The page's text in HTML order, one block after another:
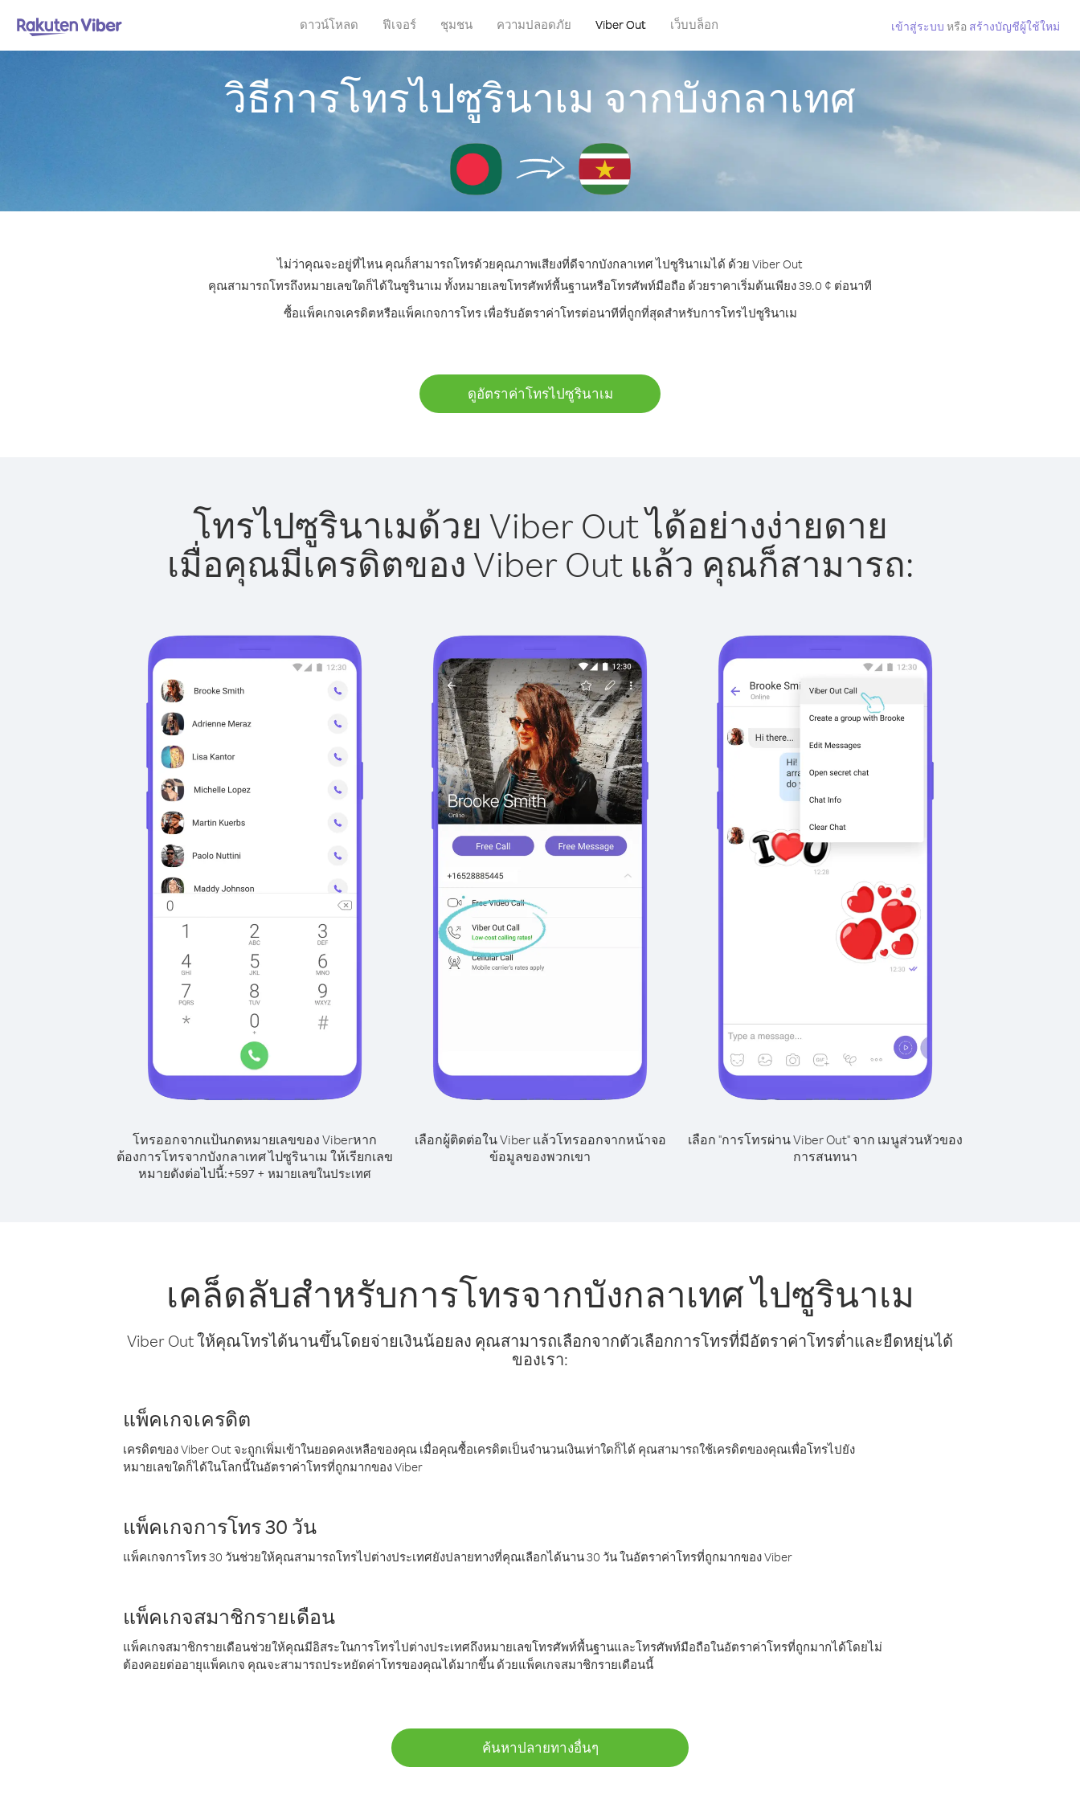
ดาวน์โหลด ฟีเจอร์ ชุมชน ความปลอดภัย Viber Out เว็บบล็อก เข้าสู่ระบบ หรือ สร้างบัญชีผู้ใช้ใหม่
วิธีการโทรไปซูรินาเม จากบังกลาเทศ
ไม่ว่าคุณจะอยู่ที่ไหน คุณก็สามารถโทรด้วยคุณภาพเสียงที่ดีจากบังกลาเทศ ไปซูรินาเมได้ ด้วย Viber Out
คุณสามารถโทรถึงหมายเลขใดก็ได้ในซูรินาเม ทั้งหมายเลขโทรศัพท์พื้นฐานหรือโทรศัพท์มือถือ ด้วยราคาเริ่มต้นเพียง 39.0 ¢ ต่อนาที
ซื้อแพ็คเกจเครดิตหรือแพ็คเกจการโทร เพื่อรับอัตราค่าโทรต่อนาทีที่ถูกที่สุดสำหรับการโทรไปซูรินาเม
ดูอัตราค่าโทรไปซูรินาเม
โทรไปซูรินาเมด้วย Viber Out ได้อย่างง่ายดาย
เมื่อคุณมีเครดิตของ Viber Out แล้ว คุณก็สามารถ:
โทรออกจากแป้นกดหมายเลขของ Viberหาก
ต้องการโทรจากบังกลาเทศ ไปซูรินาเม ให้เรียกเลข
หมายดังต่อไปนี้:+597 + หมายเลขในประเทศ
เลือกผู้ติดต่อใน Viber แล้วโทรออกจากหน้าจอ
ข้อมูลของพวกเขา
เลือก "การโทรผ่าน Viber Out" จาก เมนูส่วนหัวของ
การสนทนา
เคล็ดลับสำหรับการโทรจากบังกลาเทศ ไปซูรินาเม
Viber Out ให้คุณโทรได้นานขึ้นโดยจ่ายเงินน้อยลง คุณสามารถเลือกจากตัวเลือกการโทรที่มีอัตราค่าโทรต่ำและยืดหยุ่นได้
ของเรา:
แพ็คเกจเครดิต
เครดิตของ Viber Out จะถูกเพิ่มเข้าในยอดคงเหลือของคุณ เมื่อคุณซื้อเครดิตเป็นจำนวนเงินเท่าใดก็ได้ คุณสามารถใช้เครดิตของคุณเพื่อโทรไปยัง
หมายเลขใดก็ได้ในโลกนี้ในอัตราค่าโทรที่ถูกมากของ Viber
แพ็คเกจการโทร 30 วัน
แพ็คเกจการโทร 30 วันช่วยให้คุณสามารถโทรไปต่างประเทศยังปลายทางที่คุณเลือกได้นาน 30 วัน ในอัตราค่าโทรที่ถูกมากของ Viber
แพ็คเกจสมาชิกรายเดือน
แพ็คเกจสมาชิกรายเดือนช่วยให้คุณมีอิสระในการโทรไปต่างประเทศถึงหมายเลขโทรศัพท์พื้นฐานและโทรศัพท์มือถือในอัตราค่าโทรที่ถูกมากได้โดยไม่
ต้องคอยต่ออายุแพ็คเกจ คุณจะสามารถประหยัดค่าโทรของคุณได้มากขึ้น ด้วยแพ็คเกจสมาชิกรายเดือนนี้
ค้นหาปลายทางอื่นๆ